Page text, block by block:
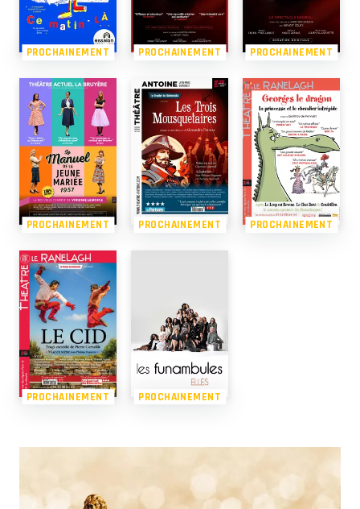
PROCHAINEMENT PROCHAINEMENT PROCHAINEMENT
PROCHAINEMENT PROCHAINEMENT PROCHAINEMENT
PROCHAINEMENT PROCHAINEMENT